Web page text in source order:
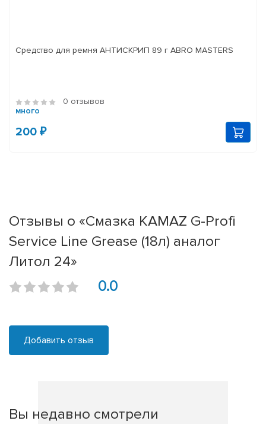
Средство для ремня АНТИСКРИП 89 г ABRO MASTERS
0 отзывов
много
200 ₽
Отзывы о «Смазка KAMAZ G-Profi
Service Line Grease (18л) аналог
Литол 24»
0.0
Добавить отзыв
Вы недавно смотрели